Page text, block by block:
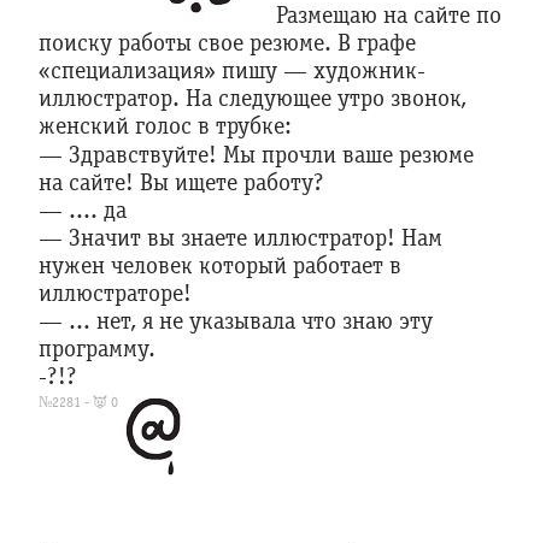
Размещаю на сайте по
поиску работы свое резюме. В графе
«специализация» пишу — художник-
иллюстратор. На следующее утро звонок,
женский голос в трубке:
— Здравствуйте! Мы прочли ваше резюме
на сайте! Вы ищете работу?
— .... да
— Значит вы знаете иллюстратор! Нам
нужен человек который работает в
иллюстраторе!
— ... нет, я не указывала что знаю эту
программу.
-?!?
№2281 - 👿 0